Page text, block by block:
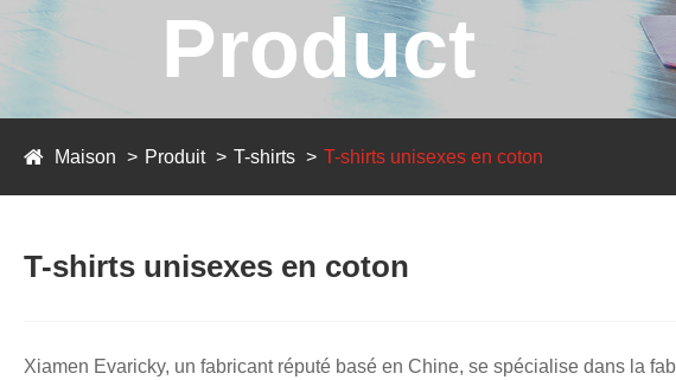
Product
Maison Produit T-shirts T-shirts unisexes en coton
T-shirts unisexes en coton
Xiamen Evaricky, un fabricant réputé basé en Chine, se spécialise dans la